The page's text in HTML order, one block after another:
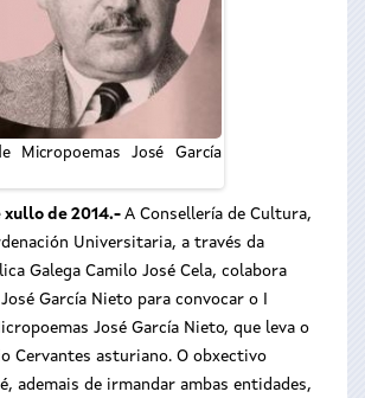
Micropoemas José García
xullo de 2014.- A Consellería de Cultura,
Universitaria, a través da
Galega Camilo José Cela, colabora
García Nieto para convocar o I
José García Nieto, que leva o
Cervantes asturiano. O obxectivo
ademais de irmandar ambas entidades,